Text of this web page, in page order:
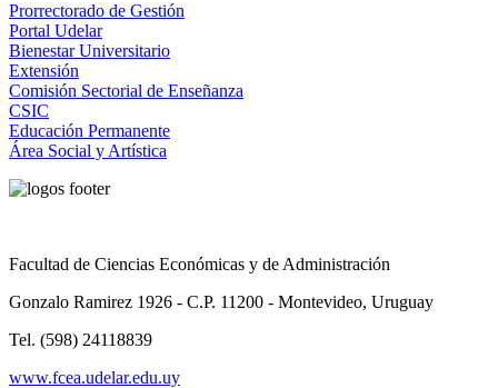
Prorrectorado de Gestión
Portal Udelar
Bienestar Universitario
Extensión
Comisión Sectorial de Enseñanza
CSIC
Educación Permanente
Área Social y Artística
Facultad de Ciencias Económicas y de Administración
Gonzalo Ramirez 1926 - C.P. 11200 - Montevideo, Uruguay
Tel. (598) 24118839
www.fcea.udelar.edu.uy